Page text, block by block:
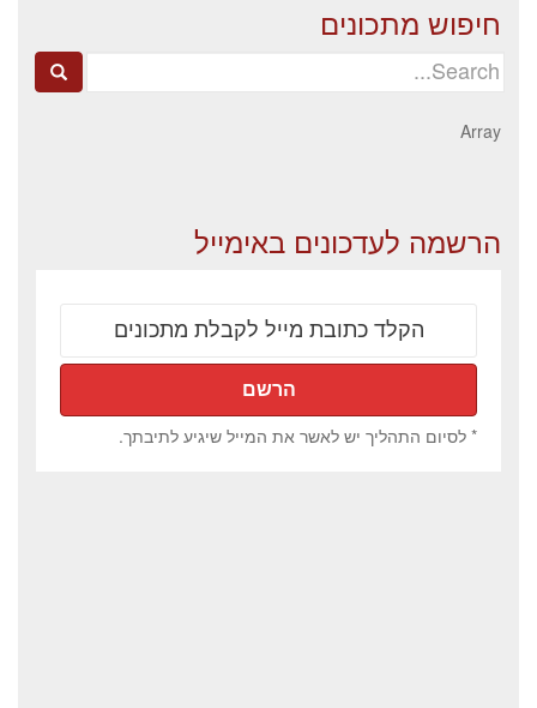
חיפוש מתכונים
Search
Array
הרשמה לעדכונים באימייל
* לסיום התהליך יש לאשר את המייל שיגיע לתיבתך.